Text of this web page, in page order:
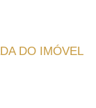
DO IMÓVEL